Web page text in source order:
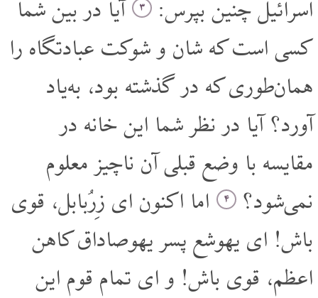
اسرائیل چنین بپرس:
۳ آیا در بین شما
کسی است که شان و شوکت عبادتگاه را
همان‌طوری که در گذشته بود، به‌یاد
آورد؟ آیا در نظر شما این خانه در
مقایسه با وضع قبلی آن ناچیز معلوم
نمی‌شود؟
۴ اما اکنون ای زِرُبابل، قوی
باش! ای یهوشع پسر یهوصاداق کاهن
اعظم، قوی باش! و ای تمام قوم این